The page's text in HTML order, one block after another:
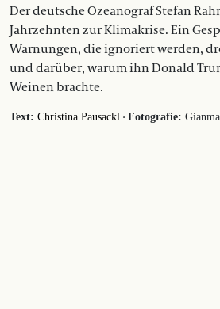
Der deutsche Ozeanograf Stefan
Jahrzehnten zur Klimakrise. Ein
Warnungen, die ignoriert werden,
und darüber, warum ihn Donald
Weinen brachte.
Text: Christina Pausackl · Fotografie: